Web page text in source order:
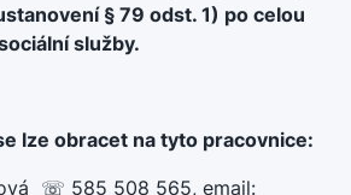
§ 79 odst. 1) po celou
služby.
lze obracet na tyto pracovnice:
☏ 585 508 565, email: